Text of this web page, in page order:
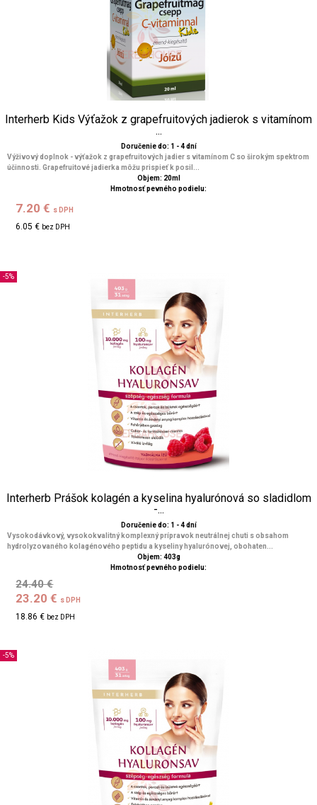
Interherb Kids Výťažok z grapefruitových jadierok s vitamínom
...
Doručenie do: 1 - 4 dní
Výživový doplnok - výťažok z grapefruitových jadier s vitamínom C so širokým spektrom
účinnosti. Grapefruitové jadierka môžu prispieť k posil...
Objem: 20ml
Hmotnosť pevného podielu:
7.20 € s DPH
6.05 € bez DPH
-5%
Interherb Prášok kolagén a kyselina hyalurónová so sladidlom
-...
Doručenie do: 1 - 4 dní
Vysokodávkový, vysokokvalitný komplexný prípravok neutrálnej chuti s obsahom
hydrolyzovaného kolagénového peptidu a kyseliny hyalurónovej, obohaten...
Objem: 403g
Hmotnosť pevného podielu:
24.40 €
23.20 € s DPH
18.86 € bez DPH
-5%